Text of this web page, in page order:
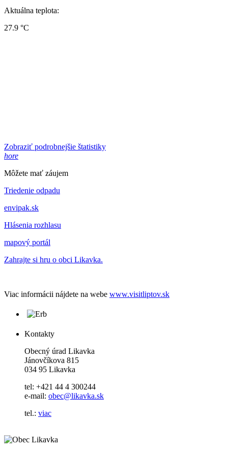
Aktuálna teplota:
27.9 °C
Zobraziť podrobnejšie štatistiky
hore
Môžete mať záujem
Triedenie odpadu
envipak.sk
Hlásenia rozhlasu
mapový portál
Zahrajte si hru o obci Likavka.
Viac informácii nájdete na webe www.visitliptov.sk
Kontakty
Obecný úrad Likavka
Jánovčíkova 815
034 95 Likavka
tel: +421 44 4 300244
e-mail: obec@likavka.sk
tel.: viac